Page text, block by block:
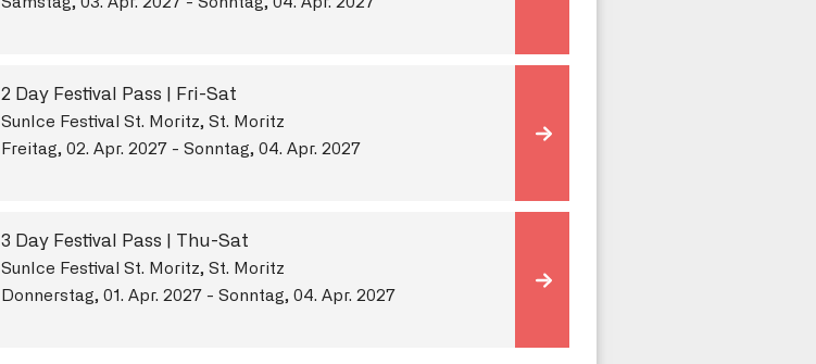
2 Day Festival Pass | Fri-Sat
SunIce Festival St. Moritz, St. Moritz
Freitag, 02. Apr. 2027 - Sonntag, 04. Apr. 2027
3 Day Festival Pass | Thu-Sat
SunIce Festival St. Moritz, St. Moritz
Donnerstag, 01. Apr. 2027 - Sonntag, 04. Apr. 2027